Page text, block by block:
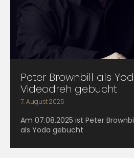
Peter Brownbill als
Videodreh gebucht
7. August 2025
Am 07.08.2025 ist Peter
als Yoda gebucht